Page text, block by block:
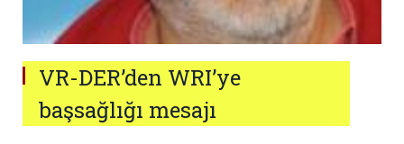
VR-DER’den WRI’ye
başsağlığı mesajı